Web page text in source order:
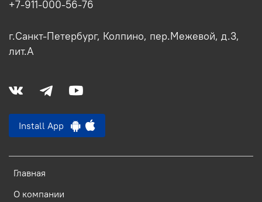
Главная
О компании
+7-911-000-56-76
г.Санкт-Петербург, Колпино, пер.Межевой, д.3,
лит.А
Install App